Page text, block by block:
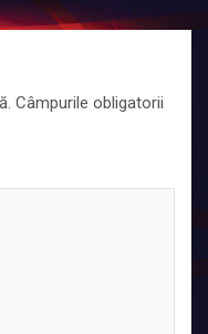
Câmpurile obligatorii